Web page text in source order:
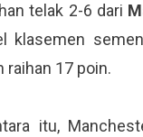
telak 2-6 dari
klasemen
raihan 17 poin.
itu,